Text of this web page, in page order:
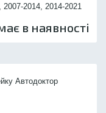
2007-2014, 2014-2021
в наявності
Автодоктор